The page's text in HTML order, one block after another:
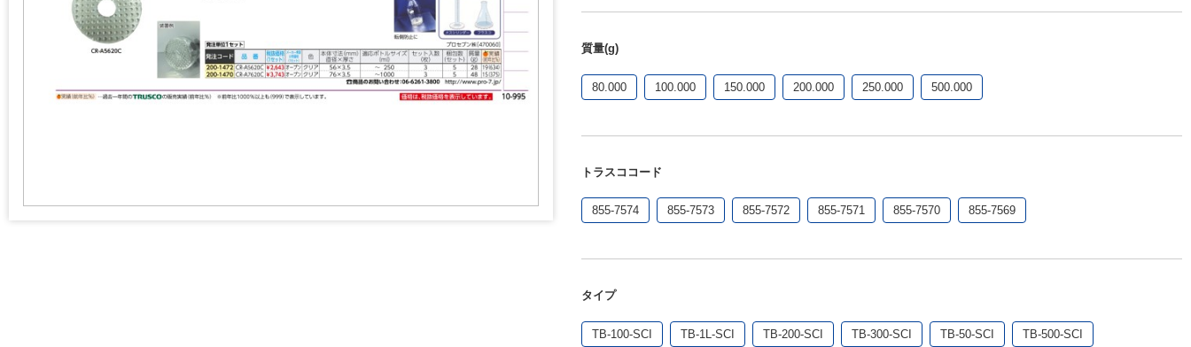
質量(g)
80.000 100.000 150.000 200.000 250.000 500.000
トラスココード
855-7574 855-7573 855-7572 855-7571 855-7570 855-7569
タイプ
TB-100-SCI TB-1L-SCI TB-200-SCI TB-300-SCI TB-50-SCI TB-500-SCI